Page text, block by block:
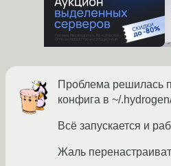
Проблема решилась
конфига в ~/
Всё запускается и
Жаль